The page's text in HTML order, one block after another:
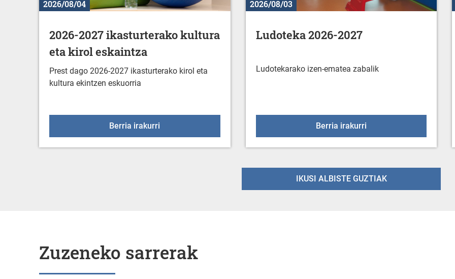
2026/08/04
2026-2027 ikasturterako kultura
eta kirol eskaintza
Prest dago 2026-2027 ikasturterako kirol eta
kultura ekintzen eskuorria
Berria irakurri 2026-2027 ikasturterako kultura eta kirol eskaintza
2026/08/03
Ludoteka 2026-2027
Ludotekarako izen-ematea zabalik
Berria irakurriLudoteka 2026-2027
IKUSI ALBISTE GUZTIAK
Zuzeneko sarrerak